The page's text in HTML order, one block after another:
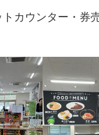
カウンター・券